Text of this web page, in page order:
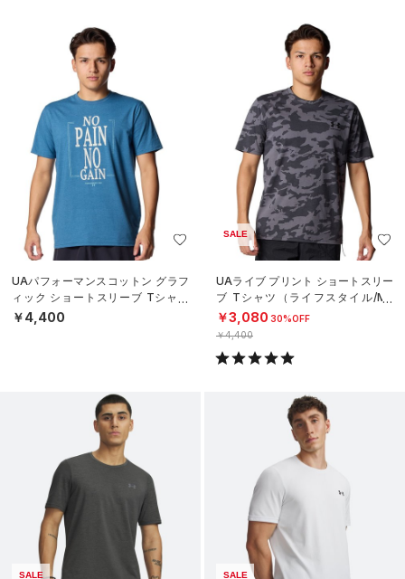
UAパフォーマンスコットン グラフ
ィック ショートスリーブ Tシャツ
（ライフスタイル/MEN）
￥4,400
SALE
UAライブ プリント ショートスリー
ブ Tシャツ（ライフスタイル/ME
N）
￥3,080 30%OFF
￥4,400
SALE SALE